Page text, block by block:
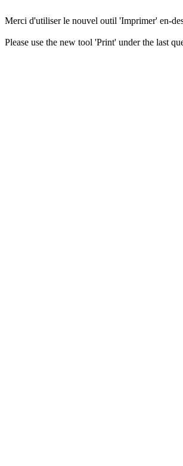
Merci d'utiliser le nouvel outil 'Imprimer' en-
Please use the new tool 'Print' under the last